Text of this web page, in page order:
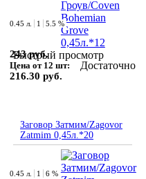
Быстрый просмотр
0.45 л. 1 5.5 %
243 руб.
Цена от 12 шт:
216.30 руб.
Достаточно
Заговор Затмим/Zagovor
Zatmim 0,45л.*20
0.45 л. 1 6 %